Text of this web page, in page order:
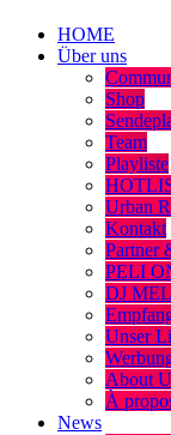
HOME
Über uns
Shop
Team
Playliste
Urban
Kontakt
Partner
PELI
DJ
Unser
About
À
News